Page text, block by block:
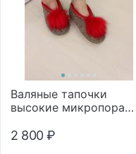
Валяные тапочки
высокие микропора
2 800 ₽